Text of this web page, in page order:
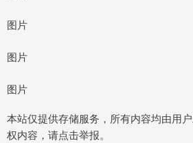
图片
图片
图片
本站仅提供存储服务，所有内容均由用
权内容，请点击举报。